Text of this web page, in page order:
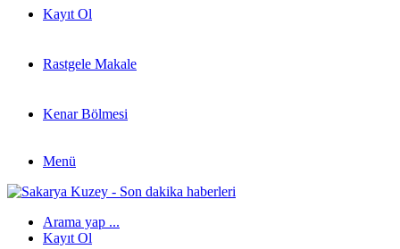
Kayıt Ol
Rastgele Makale
Kenar Bölmesi
Menü
Arama yap ...
Kayıt Ol